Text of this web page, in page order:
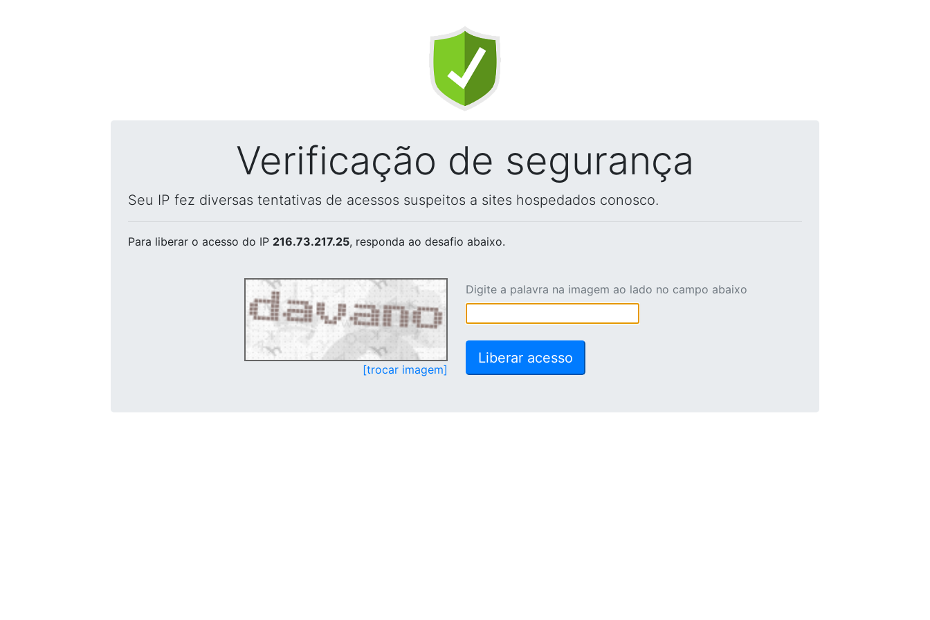
Verificação de segurança
Seu IP fez diversas tentativas de acessos suspeitos a sites hospedados conosco.
Para liberar o acesso do IP 216.73.217.25, responda ao desafio abaixo.
[trocar imagem]
Digite a palavra na imagem ao lado no campo abaixo